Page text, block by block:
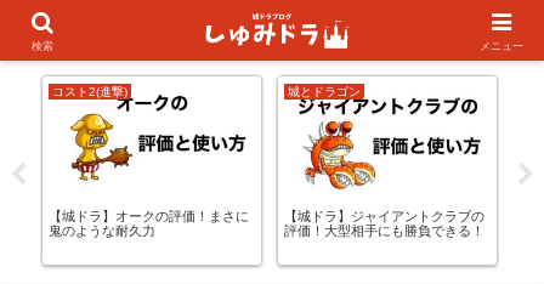
初心者の方向け
コスト2(進撃)
【城ドラ】オークの評価！まさに
鬼のような耐久力
城とドラゴン
【城ドラ】ジャイアントクラブの
評価！大型相手にも勝負できる！
検索 メニュー